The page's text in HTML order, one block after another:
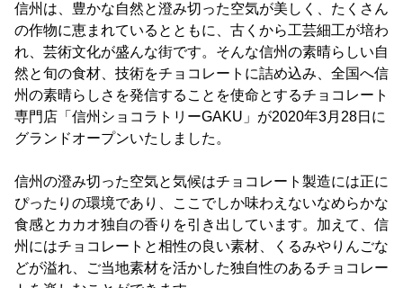
信州は、豊かな自然と澄み切った空気が美しく、たくさん
の作物に恵まれているとともに、古くから工芸細工が培わ
れ、芸術文化が盛んな街です。そんな信州の素晴らしい自
然と旬の食材、技術をチョコレートに詰め込み、全国へ信
州の素晴らしさを発信することを使命とするチョコレート
専門店「信州ショコラトリーGAKU」が2020年3月28日に
グランドオープンいたしました。
信州の澄み切った空気と気候はチョコレート製造には正に
ぴったりの環境であり、ここでしか味わえないなめらかな
食感とカカオ独自の香りを引き出しています。加えて、信
州にはチョコレートと相性の良い素材、くるみやりんごな
どが溢れ、ご当地素材を活かした独自性のあるチョコレー